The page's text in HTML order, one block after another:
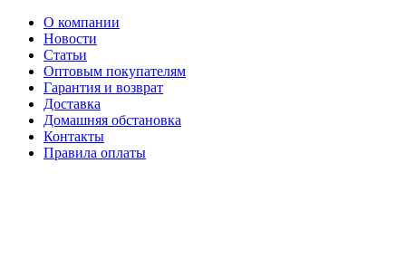
О компании
Новости
Статьи
Оптовым покупателям
Гарантия и возврат
Доставка
Домашняя обстановка
Контакты
Правила оплаты